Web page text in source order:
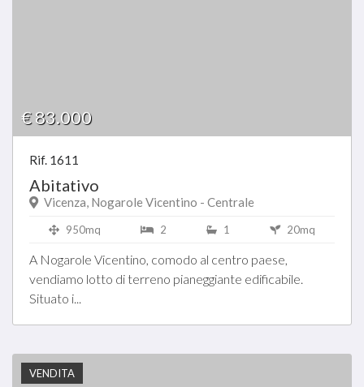
€ 83.000
Rif. 1611
Abitativo
Vicenza, Nogarole Vicentino - Centrale
950mq 2 1 20mq
A Nogarole Vicentino, comodo al centro paese,
vendiamo lotto di terreno pianeggiante edificabile.
Situato i...
VENDITA